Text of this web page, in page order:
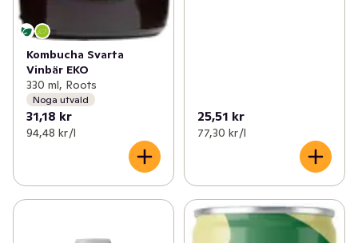
Kombucha Svarta
Vinbär EKO
330 ml, Roots
Noga utvald
31,18 kr
94,48 kr /l
25,51 kr
77,30 kr /l